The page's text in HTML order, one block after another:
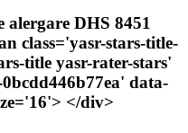
DHS 8451
class='yasr-stars-title-
title yasr-rater-stars'
data-
</div>